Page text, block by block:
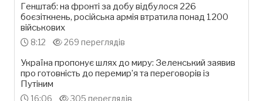
Генштаб: на фронті за добу відбулося 226
боєзіткнень, російська армія втратила понад 1200
військових
8:12 269 переглядів
Україна пропонує шлях до миру: Зеленський заявив
про готовність до перемир’я та переговорів із
Путіним
16:06 305 переглядів